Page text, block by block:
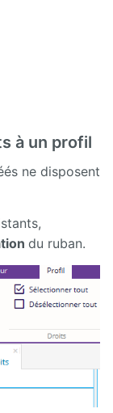
à un profil
ne disposent
du ruban.